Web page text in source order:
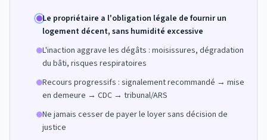
Le propriétaire a l'obligation légale de fournir un
logement décent, sans humidité excessive
L'inaction aggrave les dégâts : moisissures, dégradation
du bâti, risques respiratoires
Recours progressifs : signalement recommandé → mise
en demeure → CDC → tribunal/ARS
Ne jamais cesser de payer le loyer sans décision de
justice